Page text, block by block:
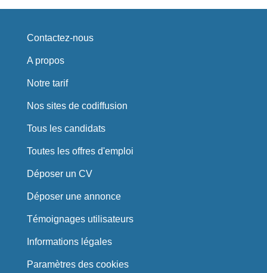
Contactez-nous
A propos
Notre tarif
Nos sites de codiffusion
Tous les candidats
Toutes les offres d'emploi
Déposer un CV
Déposer une annonce
Témoignages utilisateurs
Informations légales
Paramètres des cookies